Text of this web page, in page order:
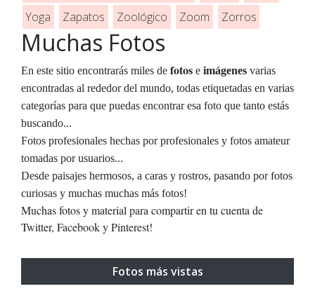
Yoga
Zapatos Zoológico Zoom Zorros
Muchas Fotos
En este sitio encontrarás miles de fotos e imágenes varias
encontradas al rededor del mundo, todas etiquetadas en varias
categorías para que puedas encontrar esa foto que tanto estás
buscando...
Fotos profesionales hechas por profesionales y fotos amateur
tomadas por usuarios...
Desde paisajes hermosos, a caras y rostros, pasando por fotos
curiosas y muchas muchas más fotos!
Muchas fotos y material para compartir en tu cuenta de
Twitter, Facebook y Pinterest!
Fotos más vistas